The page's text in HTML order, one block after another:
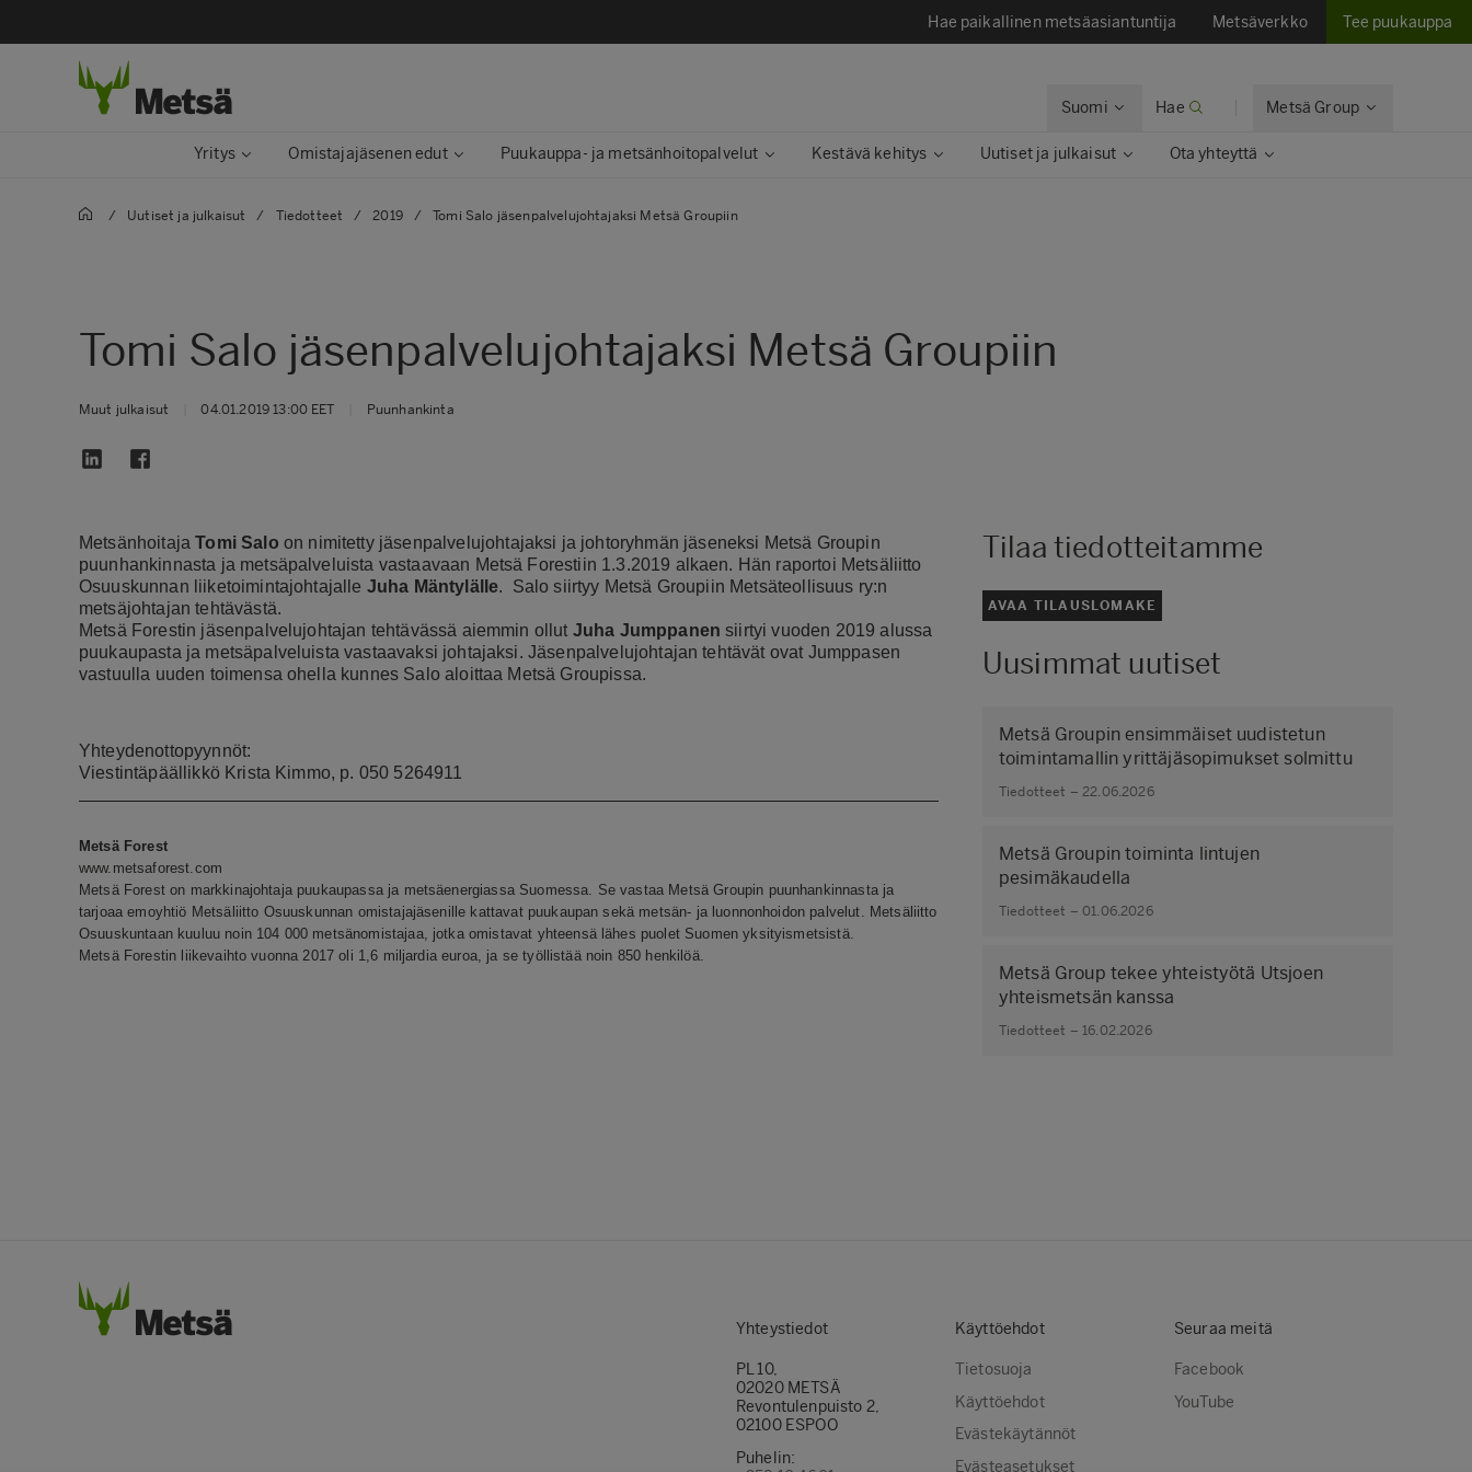
Hae paikallinen metsäasiantuntija Metsäverkko Tee puukauppa
Suomi Hae Metsä Group
Yritys Omistajajäsenen edut Puukauppa- ja metsänhoitopalvelut Kestävä kehitys​ Uutiset ja julkaisut​ Ota yhteyttä​
/ Uutiset ja julkaisut​ / Tiedotteet / 2019 / Tomi Salo jäsenpalvelujohtajaksi Metsä Groupiin
Tomi Salo jäsenpalvelujohtajaksi Metsä Groupiin
Muut julkaisut 04.01.2019 13:00 EET Puunhankinta
MetsänhoitajaTomi Salo on nimitetty jäsenpalvelujohtajaksi ja johtoryhmän jäseneksi Metsä Groupin
puunhankinnasta ja metsäpalveluista vastaavaan Metsä Forestiin 1.3.2019 alkaen. Hän raportoi Metsäliitto
Osuuskunnan liiketoimintajohtajalle Juha Mäntylälle. Salo siirtyy Metsä Groupiin Metsäteollisuus ry:n
metsäjohtajan tehtävästä.
Metsä Forestin jäsenpalvelujohtajan tehtävässä aiemmin ollut Juha Jumppanen siirtyi vuoden 2019 alussa
puukaupasta ja metsäpalveluista vastaavaksi johtajaksi. Jäsenpalvelujohtajan tehtävät ovat Jumppasen
vastuulla uuden toimensa ohella kunnes Salo aloittaa Metsä Groupissa.
Yhteydenottopyynnöt:
Viestintäpäällikkö Krista Kimmo, p. 050 5264911
Metsä Forest
www.metsaforest.com
Metsä Forest on markkinajohtaja puukaupassa ja metsäenergiassa Suomessa. Se vastaa Metsä Groupin puunhankinnasta ja
tarjoaa emoyhtiö Metsäliitto Osuuskunnan omistajajäsenille kattavat puukaupan sekä metsän- ja luonnonhoidon palvelut. Metsäliitto
Osuuskuntaan kuuluu noin 104 000 metsänomistajaa, jotka omistavat yhteensä lähes puolet Suomen yksityismetsistä.
Metsä Forestin liikevaihto vuonna 2017 oli 1,6 miljardia euroa, ja se työllistää noin 850 henkilöä.
Tilaa tiedotteitamme
AVAA TILAUSLOMAKE
Uusimmat uutiset
Metsä Groupin ensimmäiset uudistetun
toimintamallin yrittäjäsopimukset solmittu
Tiedotteet – 22.06.2026
Metsä Groupin toiminta lintujen
pesimäkaudella
Tiedotteet – 01.06.2026
Metsä Group tekee yhteistyötä Utsjoen
yhteismetsän kanssa
Tiedotteet – 16.02.2026
Yhteystiedot
PL 10,
02020 METSÄ
Revontulenpuisto 2,
02100 ESPOO
Puhelin:
Käyttöehdot
Tietosuoja
Käyttöehdot
Evästekäytännöt
Evästeasetukset
Seuraa meitä
Facebook
YouTube